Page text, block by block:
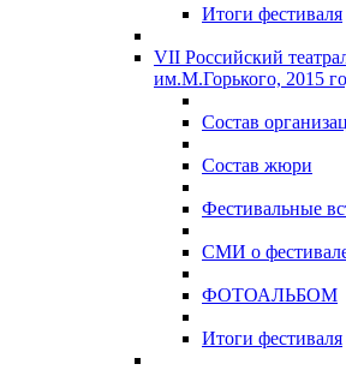
Итоги фестиваля
VII Российский
им.М.Горького, 2015
Состав
Состав жюри
Фестивальные
СМИ о
ФОТОАЛЬБОМ
Итоги фестиваля